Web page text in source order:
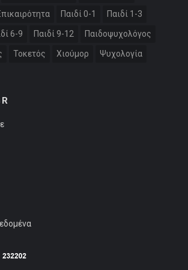
Παιδί 0-1 Παιδί 1-3
6-9 Παιδί 9-12 Παιδοψυχολόγος
Τοκετός Χιούμορ Ψυχολογία